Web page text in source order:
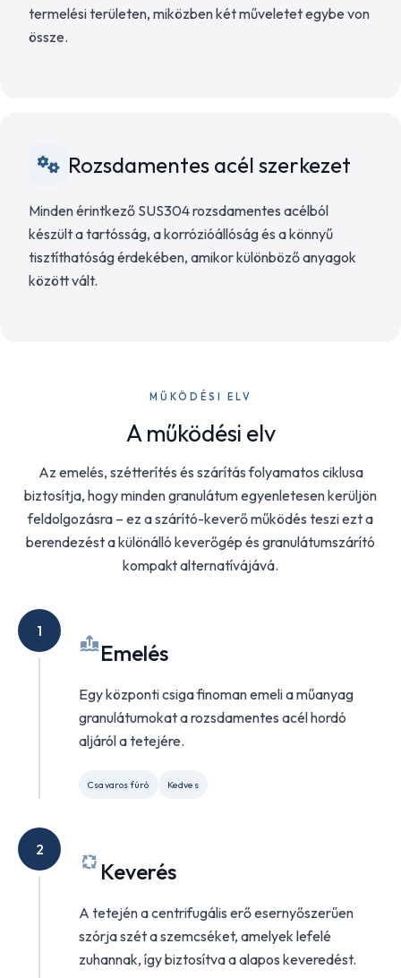
termelési területen, miközben két műveletet egybe von
össze.
Rozsdamentes acél szerkezet
Minden érintkező SUS304 rozsdamentes acélból
készült a tartósság, a korrózióállóság és a könnyű
tisztíthatóság érdekében, amikor különböző anyagok
között vált.
MŰKÖDÉSI ELV
A működési elv
Az emelés, szétterítés és szárítás folyamatos ciklusa
biztosítja, hogy minden granulátum egyenletesen kerüljön
feldolgozásra – ez a szárító-keverő működés teszi ezt a
berendezést a különálló keverőgép és granulátumszárító
kompakt alternatívájává.
1
Emelés
Egy központi csiga finoman emeli a műanyag
granulátumokat a rozsdamentes acél hordó
aljáról a tetejére.
Csavaros fúró Kedves
2
Keverés
A tetején a centrifugális erő esernyőszerűen
szórja szét a szemcséket, amelyek lefelé
zuhannak, így biztosítva a alapos keveredést.